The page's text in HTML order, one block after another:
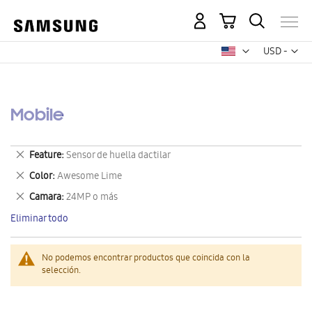
USD -
dólar
Mi carrito
Mobile
No podemos encontrar productos que coincida con la
selección.
Feature Sensor de huella dactilar
Eliminar
este
artículo
Color Awesome Lime
Eliminar
este
artículo
Camara 24MP o más
Eliminar
este
artículo
Eliminar todo